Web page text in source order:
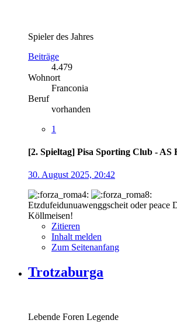
Spieler des Jahres
Beiträge
4.479
Wohnort
Franconia
Beruf
vorhanden
1
[2. Spieltag] Pisa Sporting Club - AS
30. August 2025, 20:42
Etzdufeidunuawenggscheit oder peace
Köllmeisen!
Zitieren
Inhalt melden
Zum Seitenanfang
Trotzaburga
Lebende Foren Legende